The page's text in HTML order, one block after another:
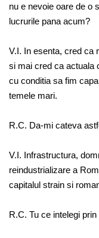
nu e nevoie oare de o
lucrurile pana acum?
V.I. In esenta, cred ca
si mai cred ca actuala
cu conditia sa fim
temele mari.
R.C. Da-mi cateva
V.I. Infrastructura,
reindustrializare a
capitalul strain si
R.C. Tu ce intelegi